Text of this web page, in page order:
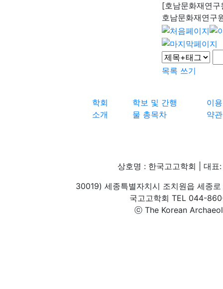
[호남문화재연
호남문화재연구
목록 쓰기
학회
소개
학보 및 간행
물 총목차
이용
약관
상호명 : 한국고고학회 | 대
30019) 세종특별자치시 조치원읍 세종
국고고학회 TEL 044-
ⓒ The Korean